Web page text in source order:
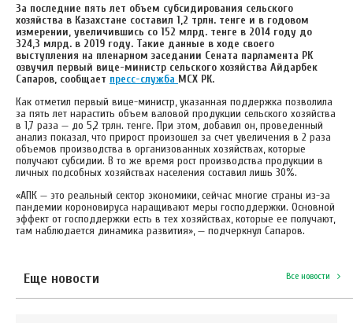
За последние пять лет объем субсидирования сельского
хозяйства в Казахстане составил 1,2 трлн. тенге и в годовом
измерении, увеличившись со 152 млрд. тенге в 2014 году до
324,3 млрд. в 2019 году. Такие данные в ходе своего
выступления на пленарном заседании Сената парламента РК
озвучил первый вице-министр сельского хозяйства Айдарбек
Сапаров, сообщает пресс-служба МСХ РК.
Как отметил первый вице-министр, указанная поддержка позволила
за пять лет нарастить объем валовой продукции сельского хозяйства
в 1,7 раза — до 5,2 трлн. тенге. При этом, добавил он, проведенный
анализ показал, что прирост произошел за счет увеличения в 2 раза
объемов производства в организованных хозяйствах, которые
получают субсидии. В то же время рост производства продукции в
личных подсобных хозяйствах населения составил лишь 30%.
«АПК — это реальный сектор экономики, сейчас многие страны из-за
пандемии короновируса наращивают меры господдержки. Основной
эффект от господдержки есть в тех хозяйствах, которые ее получают,
там наблюдается динамика развития», — подчеркнул Сапаров.
Еще новости Все новости